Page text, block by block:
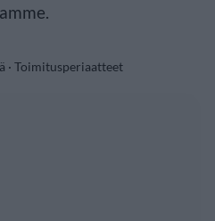
· Toimitusperiaatteet